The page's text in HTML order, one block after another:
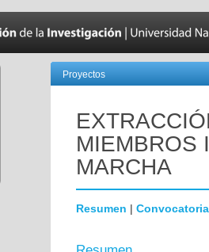
Proyectos
MIEMBROS
MARCHA
Resumen | Convocatoria